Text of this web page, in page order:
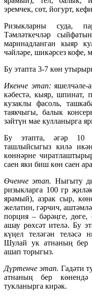
эремчек, сөт, йогурт,
Ризыкларны суда,
Тәмләткечләр
маринадланган кыяр
чәйләре, шикәрсез кофе,
Бу этапта 3-7 көн
Икенче этап:яшелчәле-
кәбестә, кыяр, шпинат,
кузаклы фасоль,
таякчыгы, балык
зәйтүн мае кулланырга
Бу этапта, әгәр 10
ташлыйсыгыз килә
көннәрне
саен яки биш көн саен
Өченче этап. Ныгыту
ризыкларга 100 гр
ярамый), азрак сыр,
желатин, гәрчич,
порция – бәрәңге,
ашау рөхсәт ителә. Бу
күңел теләгән теләсә
Шулай ук атнаның бер
ашап торыгыз.
Дүртенче этап. Гадәти
атнаның бер
тукланырга кирәк.